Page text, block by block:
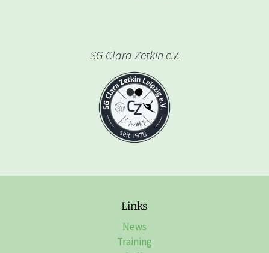
SG Clara Zetkin e.V.
Links
News
Training